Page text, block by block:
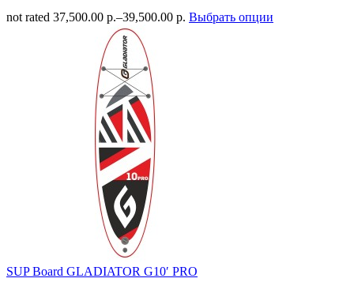
not rated 37,500.00 р.–39,500.00 р. Выбрать опции
SUP Board GLADIATOR G10′ PRO